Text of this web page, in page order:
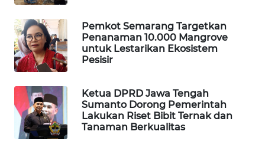
Pemkot Semarang Targetkan
Penanaman 10.000 Mangrove
untuk Lestarikan Ekosistem
Pesisir
Ketua DPRD Jawa Tengah
Sumanto Dorong Pemerintah
Lakukan Riset Bibit Ternak dan
Tanaman Berkualitas
ID
WAHANANEWS
CO ID
NET
WAHANA
SPORT